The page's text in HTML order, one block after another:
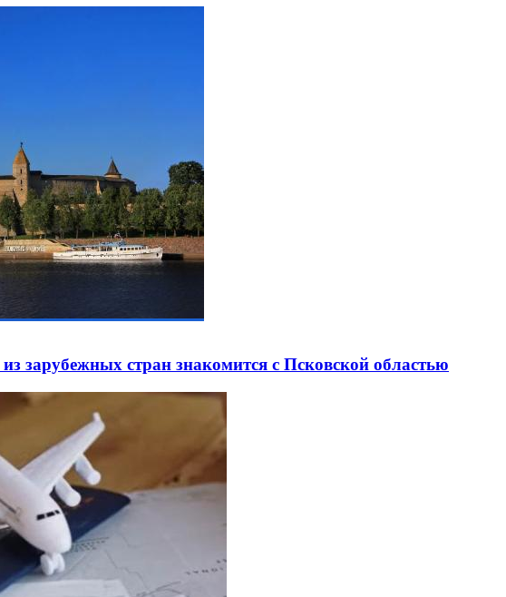
зарубежных стран знакомится с Псковской областью